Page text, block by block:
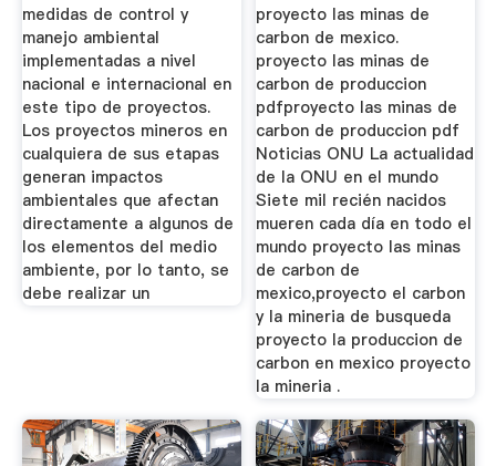
medidas de control y
manejo ambiental
implementadas a nivel
nacional e internacional en
este tipo de proyectos.
Los proyectos mineros en
cualquiera de sus etapas
generan impactos
ambientales que afectan
directamente a algunos de
los elementos del medio
ambiente, por lo tanto, se
debe realizar un
proyecto las minas de
carbon de mexico.
proyecto las minas de
carbon de produccion
pdfproyecto las minas de
carbon de produccion pdf
Noticias ONU La actualidad
de la ONU en el mundo
Siete mil recién nacidos
mueren cada día en todo el
mundo proyecto las minas
de carbon de
mexico,proyecto el carbon
y la mineria de busqueda
proyecto la produccion de
carbon en mexico proyecto
la mineria .